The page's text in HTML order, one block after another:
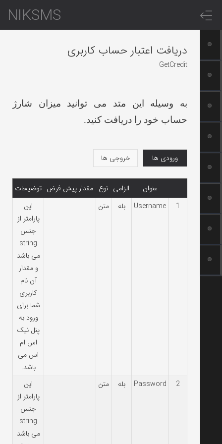
NIKSMS
دریافت اعتبار حساب کاربری
GetCredit
به وسیله این متد می توانید میزان شارژ
حساب خود را دریافت کنید.
ورودی ها خروجی ها
عنوان الزامی نوع مقدار پیش فرض توضیحات
1
Username بله متن
این
پارامتر از
جنس
string
می باشد
و مقدار
آن نام
کاربری
شما برای
ورود به
پنل نیک
اس ام
اس می
باشد.
2
Password بله متن
این
پارامتر از
جنس
string
می باشد